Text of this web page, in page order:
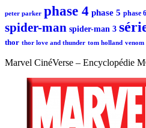
peter parker phase 4 phase 5 phase 6
spider-man spider-man 3
thor thor love and thunder tom holland venom
Marvel CinéVerse – Encyclopédie